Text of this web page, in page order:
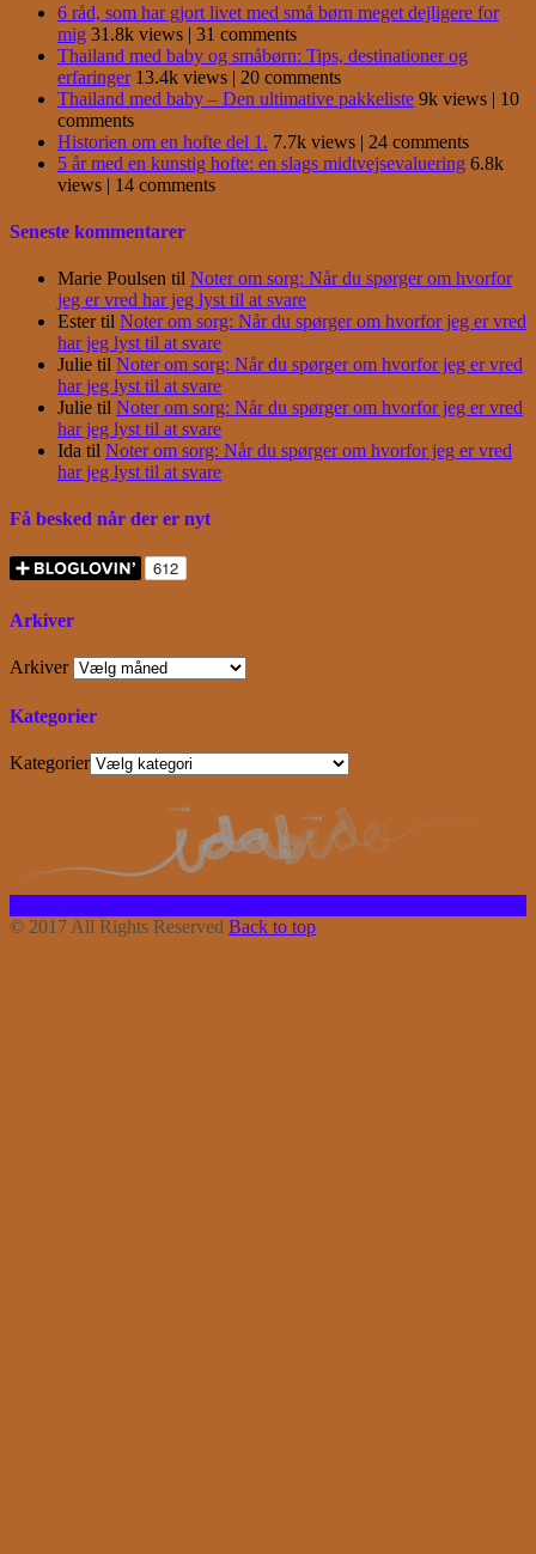
6 råd, som har gjort livet med små børn meget dejligere for
mig 31.8k views | 31 comments
Thailand med baby og småbørn: Tips, destinationer og
erfaringer 13.4k views | 20 comments
Thailand med baby – Den ultimative pakkeliste 9k views | 10
comments
Historien om en hofte del 1. 7.7k views | 24 comments
5 år med en kunstig hofte: en slags midtvejsevaluering 6.8k
views | 14 comments
Seneste kommentarer
Marie Poulsen til Noter om sorg: Når du spørger om hvorfor
jeg er vred har jeg lyst til at svare
Estertil Noter om sorg: Når du spørger om hvorfor jeg er vred
har jeg lyst til at svare
Julie til Noter om sorg: Når du spørger om hvorfor jeg er vred
har jeg lyst til at svare
Julie til Noter om sorg: Når du spørger om hvorfor jeg er vred
har jeg lyst til at svare
Ida til Noter om sorg: Når du spørger om hvorfor jeg er vred
har jeg lyst til at svare
Få besked når der er nyt
Arkiver
Arkiver
Kategorier
Kategorier
© 2017 All Rights Reserved Back to top